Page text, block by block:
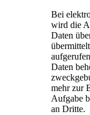
Bei
wird die
Daten
Daten
mehr zur
Aufgabe
an Dritte.